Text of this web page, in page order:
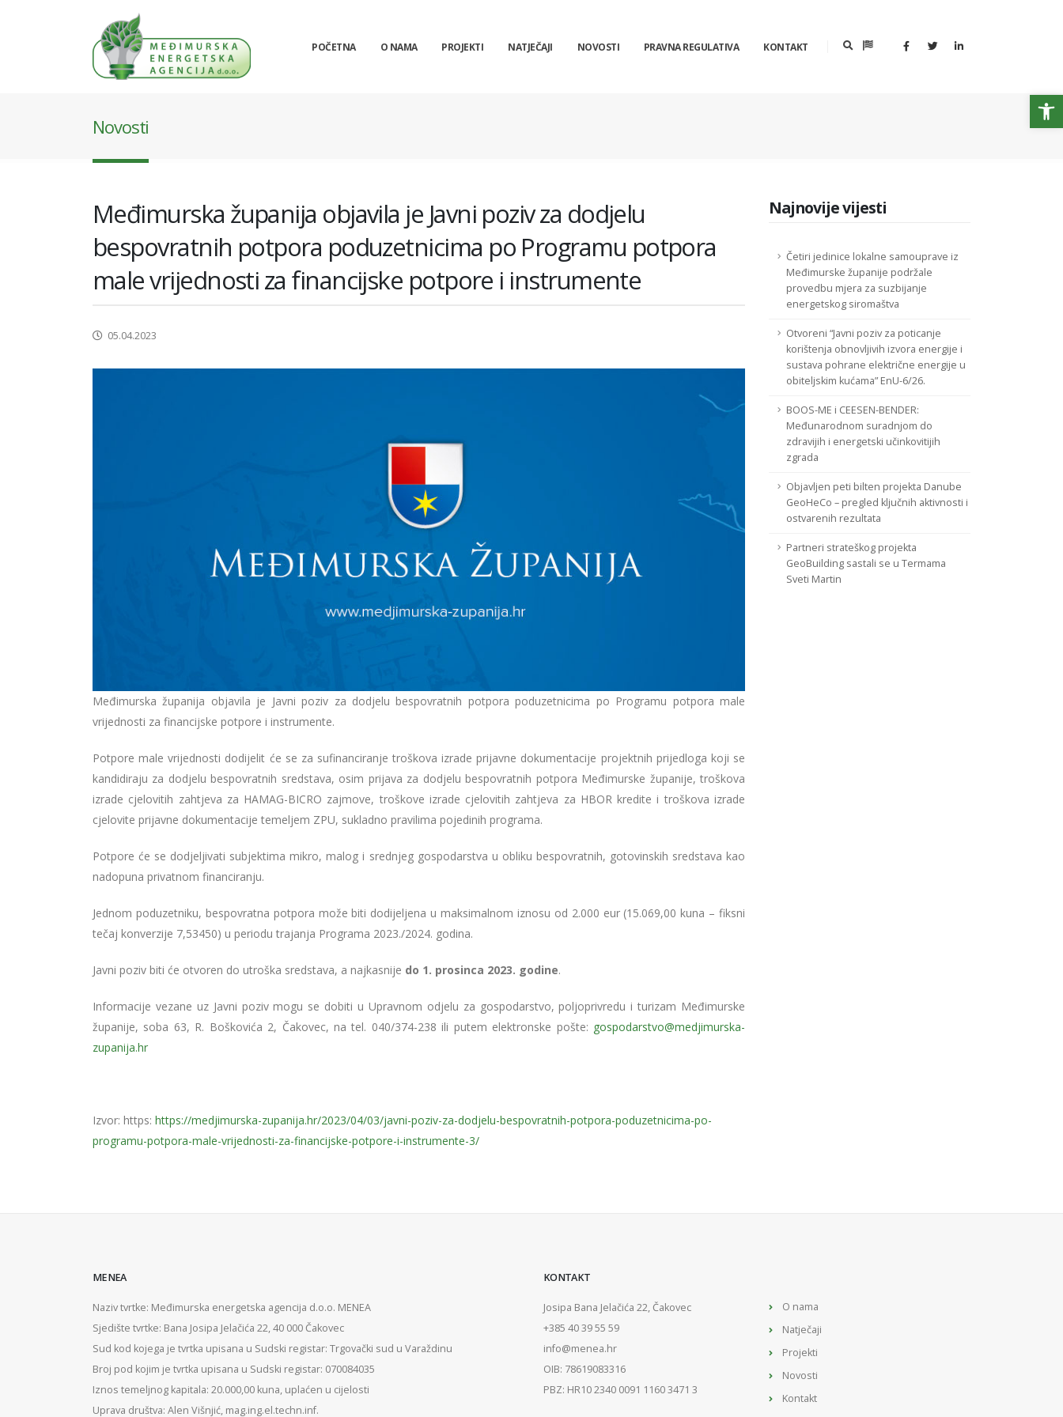
POČETNA O NAMA PROJEKTI NATJEČAJI NOVOSTI PRAVNA REGULATIVA KONTAKT
Novosti
Međimurska županija objavila je Javni poziv za dodjelu
bespovratnih potpora poduzetnicima po Programu potpora
male vrijednosti za financijske potpore i instrumente
05.04.2023
Međimurska županija objavila je Javni poziv za dodjelu bespovratnih potpora poduzetnicima po Programu potpora male
vrijednosti za financijske potpore i instrumente.
Potpore male vrijednosti dodijelit će se za sufinanciranje troškova izrade prijavne dokumentacije projektnih prijedloga koji se
kandidiraju za dodjelu bespovratnih sredstava, osim prijava za dodjelu bespovratnih potpora Međimurske županije, troškova
izrade cjelovitih zahtjeva za HAMAG-BICRO zajmove, troškove izrade cjelovitih zahtjeva za HBOR kredite i troškova izrade
cjelovite prijavne dokumentacije temeljem ZPU, sukladno pravilima pojedinih programa.
Potpore će se dodjeljivati subjektima mikro, malog i srednjeg gospodarstva u obliku bespovratnih, gotovinskih sredstava kao
nadopuna privatnom financiranju.
Jednom poduzetniku, bespovratna potpora može biti dodijeljena u maksimalnom iznosu od 2.000 eur (15.069,00 kuna – fiksni
tečaj konverzije 7,53450) u periodu trajanja Programa 2023./2024. godina.
Javni poziv biti će otvoren do utroška sredstava, a najkasnije do 1. prosinca 2023. godine.
Informacije vezane uz Javni poziv mogu se dobiti u Upravnom odjelu za gospodarstvo, poljoprivredu i turizam Međimurske
županije, soba 63, R. Boškovića 2, Čakovec, na tel. 040/374-238 ili putem elektronske pošte: gospodarstvo@medjimurska-
zupanija.hr
Izvor: https: https://medjimurska-zupanija.hr/2023/04/03/javni-poziv-za-dodjelu-bespovratnih-potpora-poduzetnicima-po-
programu-potpora-male-vrijednosti-za-financijske-potpore-i-instrumente-3/
Najnovije vijesti
Četiri jedinice lokalne samouprave iz
Međimurske županije podržale
provedbu mjera za suzbijanje
energetskog siromaštva
Otvoreni “Javni poziv za poticanje
korištenja obnovljivih izvora energije i
sustava pohrane električne energije u
obiteljskim kućama” EnU-6/26.
BOOS-ME i CEESEN-BENDER:
Međunarodnom suradnjom do
zdravijih i energetski učinkovitijih
zgrada
Objavljen peti bilten projekta Danube
GeoHeCo – pregled ključnih aktivnosti i
ostvarenih rezultata
Partneri strateškog projekta
GeoBuilding sastali se u Termama
Sveti Martin
MENEA
Naziv tvrtke: Međimurska energetska agencija d.o.o. MENEA
Sjedište tvrtke: Bana Josipa Jelačića 22, 40 000 Čakovec
Sud kod kojega je tvrtka upisana u Sudski registar: Trgovački sud u Varaždinu
Broj pod kojim je tvrtka upisana u Sudski registar: 070084035
Iznos temeljnog kapitala: 20.000,00 kuna, uplaćen u cijelosti
Uprava društva: Alen Višnjić, mag.ing.el.techn.inf.
KONTAKT
Josipa Bana Jelačića 22, Čakovec
+385 40 39 55 59
info@menea.hr
OIB: 78619083316
PBZ: HR10 2340 0091 1160 3471 3
O nama
Natječaji
Projekti
Novosti
Kontakt